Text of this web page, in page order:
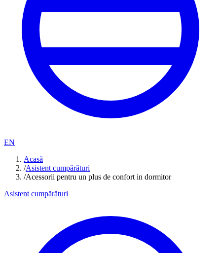
EN
Acasă
/Asistent cumpărături
/Acessorii pentru un plus de confort in dormitor
Asistent cumpărături